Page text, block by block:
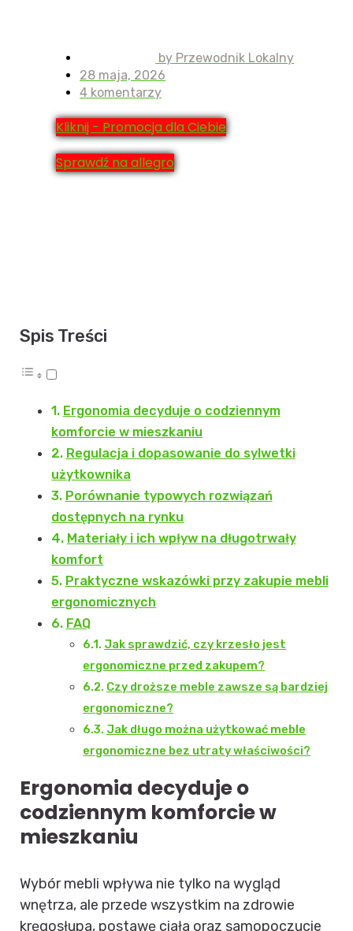
by Przewodnik Lokalny
28 maja, 2026
4 komentarzy
Kliknij - Promocja dla Ciebie
Sprawdź na allegro
Spis Treści
Ergonomia decyduje o codziennym
komforcie w mieszkaniu
Regulacja i dopasowanie do sylwetki
użytkownika
Porównanie typowych rozwiązań
dostępnych na rynku
Materiały i ich wpływ na długotrwały
komfort
Praktyczne wskazówki przy zakupie mebli
ergonomicznych
FAQ
Jak sprawdzić, czy krzesło jest
ergonomiczne przed zakupem?
Czy droższe meble zawsze są bardziej
ergonomiczne?
Jak długo można użytkować meble
ergonomiczne bez utraty właściwości?
Ergonomia decyduje o
codziennym komforcie w
mieszkaniu
Wybór mebli wpływa nie tylko na wygląd
wnętrza, ale przede wszystkim na zdrowie
kręgosłupa, postawę ciała oraz samopoczucie